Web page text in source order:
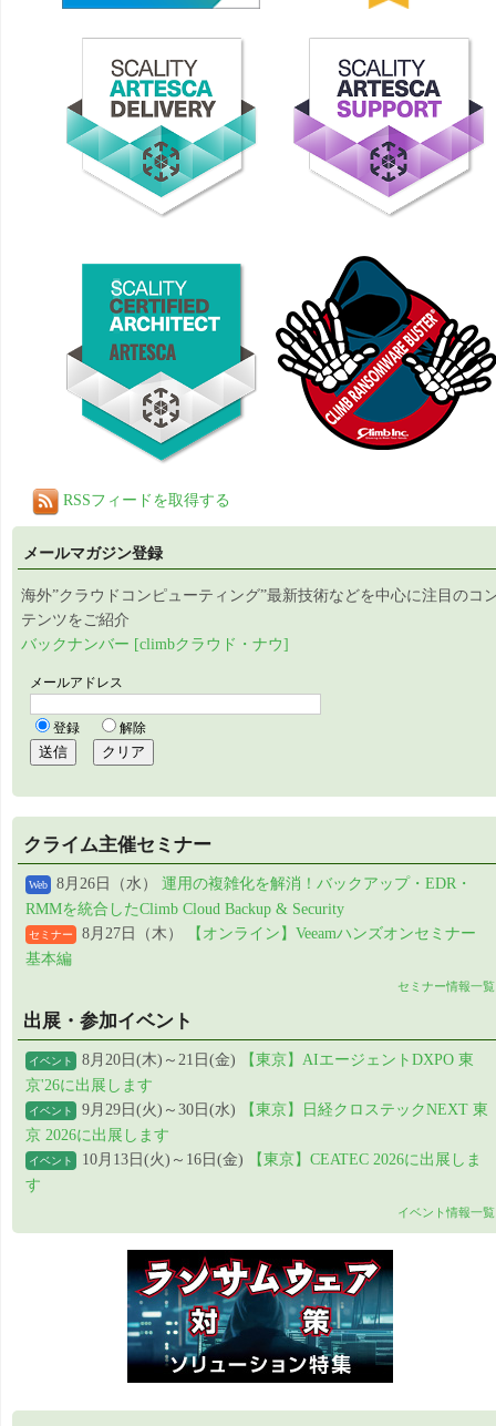
RSSフィードを取得する
メールマガジン登録
海外”クラウドコンピューティング”最新技術などを中心に注目のコ
テンツをご紹介
バックナンバー [climbクラウド・ナウ]
クライム主催セミナー
Web 8月26日（水） 運用の複雑化を解消！バックアップ・EDR・
RMMを統合したClimb Cloud Backup & Security
セミナー 8月27日（木）
【オンライン】Veeamハンズオンセミナー
基本編
セミナー情報一覧
出展・参加イベント
イベント 8月20日(木)～21日(金)
【東京】AIエージェントDXPO 東
京'26に出展します
イベント 9月29日(火)～30日(水)
【東京】日経クロステックNEXT 東
京 2026に出展します
イベント 10月13日(火)～16日(金)
【東京】CEATEC 2026に出展しま
す
イベント情報一覧